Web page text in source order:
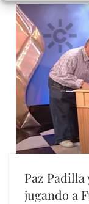
Paz
jugando a